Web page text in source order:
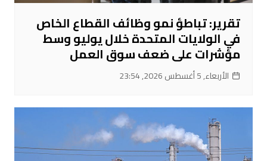
تقرير: تباطؤ نمو وظائف القطاع الخاص
في الولايات المتحدة خلال يوليو وسط
مؤشرات على ضعف سوق العمل
الأربعاء, 5 أغسطس 2026, 23:54